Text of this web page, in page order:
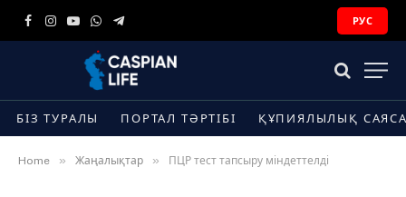
Facebook
Instagram
YouTube
WhatsApp
Telegram
РУС
БІЗ ТУРАЛЫ ПОРТАЛ ТӘРТІБІ ҚҰПИЯЛЫЛЫҚ
Home » Жаңалықтар » ПЦР тест тапсыру міндеттелді